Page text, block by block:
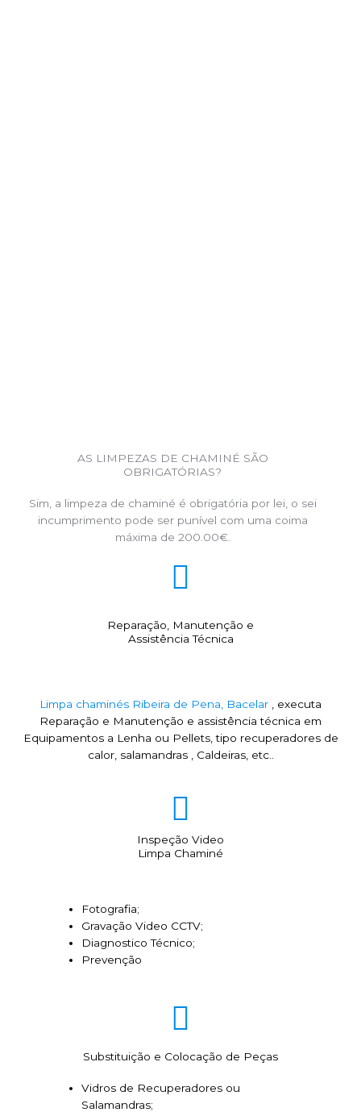
AS LIMPEZAS DE CHAMINÉ SÃO
OBRIGATÓRIAS?
Sim, a limpeza de chaminé é obrigatória por lei, o sei
incumprimento pode ser punível com uma coima
máxima de 200.00€.
Reparação, Manutenção e
Assistência Técnica
Limpa chaminés Ribeira de Pena, Bacelar , executa
Reparação e Manutenção e assistência técnica em
Equipamentos a Lenha ou Pellets, tipo recuperadores de
calor, salamandras , Caldeiras, etc..
Inspeção Video
Limpa Chaminé
Fotografia;
Gravação Video CCTV;
Diagnostico Técnico;
Prevenção
Substituição e Colocação de Peças
Vidros de Recuperadores ou
Salamandras;